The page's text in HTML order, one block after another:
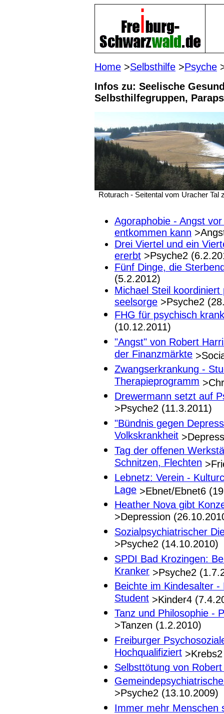
Home >Selbsthilfe >Psyche
Infos zu: Seelische
Selbsthilfegruppen,
Roturach - Seitental vom Uracher Tal
Agoraphobie - Angst
entkommen kann
Drei Viertel und ein
ererbt >Psyche2
Fünf Dinge, die
(5.2.2012)
Michael Steil
seelsorge >Psyche2
FHG für psychisch
(10.12.2011)
"Angst" von Robert
der Finanzmärkte
Zwangserkrankung -
Therapieprogramm
Drewermann setzt auf
>Psyche2 (11.3.2011)
"Bündnis gegen
Volkskrankheit
Tag der offenen
Schnitzen, Flechten
Lebnetz: Verein -
Lage >Ebnet/Ebnet6
Heather Nova gibt
>Depression
Sozialpsychiatrischer
>Psyche2 (14.10.2010)
SPDI Bad Krozingen:
Kranker >Psyche2
Beichte im Kindesalter
Student >Kinder4
Tanz und Philosophie -
>Tanzen (1.2.2010)
Freiburger
Hochqualifiziert
Selbsttötung von
>Psyche2 (13.10.2009)
Immer mehr Menschen